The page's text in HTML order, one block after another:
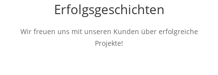
Erfolgsgeschichten
Wir freuen uns mit unseren Kunden über erfolgreiche
Projekte!